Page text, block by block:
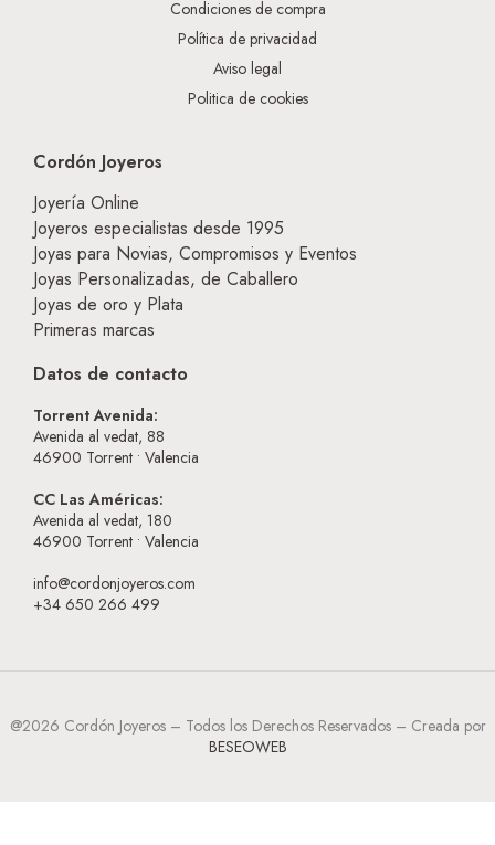
Condiciones de compra
Política de privacidad
Aviso legal
Politica de cookies
Cordón Joyeros
Joyería Online
Joyeros especialistas desde 1995
Joyas para Novias, Compromisos y Eventos
Joyas Personalizadas, de Caballero
Joyas de oro y Plata
Primeras marcas
Datos de contacto
Torrent Avenida:
Avenida al vedat, 88
46900 Torrent • Valencia
CC Las Américas:
Avenida al vedat, 180
46900 Torrent • Valencia
info@cordonjoyeros.com
+34 650 266 499
@2026 Cordón Joyeros – Todos los Derechos Reservados – Creada por
BESEOWEB